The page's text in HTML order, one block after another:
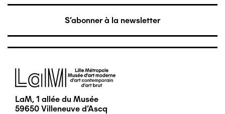
S'abonner à la newsletter
Image
LaM, 1 allée du Musée
59650 Villeneuve d'Ascq